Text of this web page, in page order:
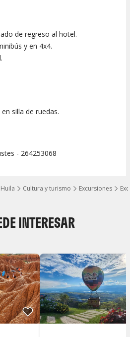
Huila Cultura y turismo Excursiones
de regreso al hotel.
y en 4x4.
silla de ruedas.
- 264253068
INTERESAR